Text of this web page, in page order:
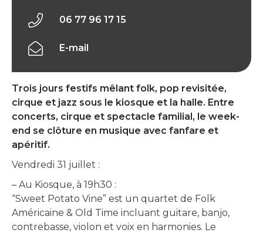
Trois jours festifs mêlant folk, pop revisitée,
cirque et jazz sous le kiosque et la halle. Entre
concerts, cirque et spectacle familial, le week-
end se clôture en musique avec fanfare et
apéritif.
Vendredi 31 juillet :
– Au Kiosque, à 19h30 :
“Sweet Potato Vine” est un quartet de Folk
Américaine & Old Time incluant guitare, banjo,
contrebasse, violon et voix en harmonies. Le
06 77 96 17 15
E-mail